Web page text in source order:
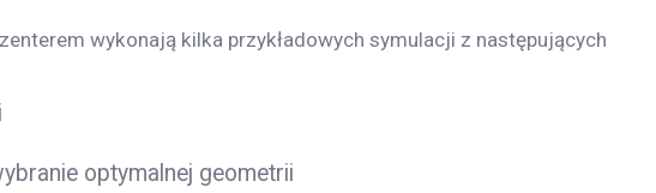
wykonają kilka przykładowych symulacji z następujących
optymalnej geometrii